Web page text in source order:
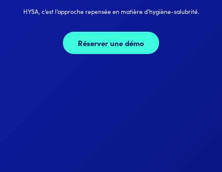
HYSA, c’est l’approche repensée en matière d’hygiène-salubrité.
Réserver une démo